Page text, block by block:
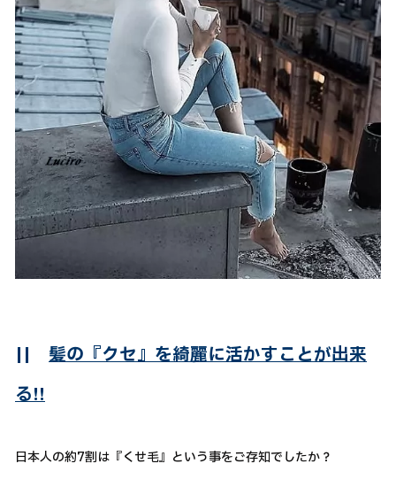
|| 髪の『クセ』を綺麗に活かすことが出来
る!!
日本人の約7割は『くせ毛』という事をご存知でしたか？